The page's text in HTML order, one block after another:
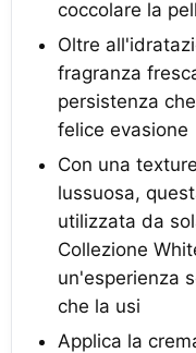
coccolare la
Oltre
fragranza
persistenza
felice evasione
Con una
lussuosa,
utilizzata da
Collezione
un'esperienza
che la usi
Applica la